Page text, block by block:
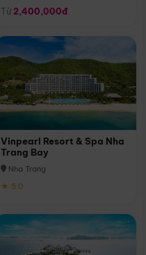
Từ 2,400,000đ
Vinpearl Resort & Spa Nha
Trang Bay
Nha Trang
★ 5.0